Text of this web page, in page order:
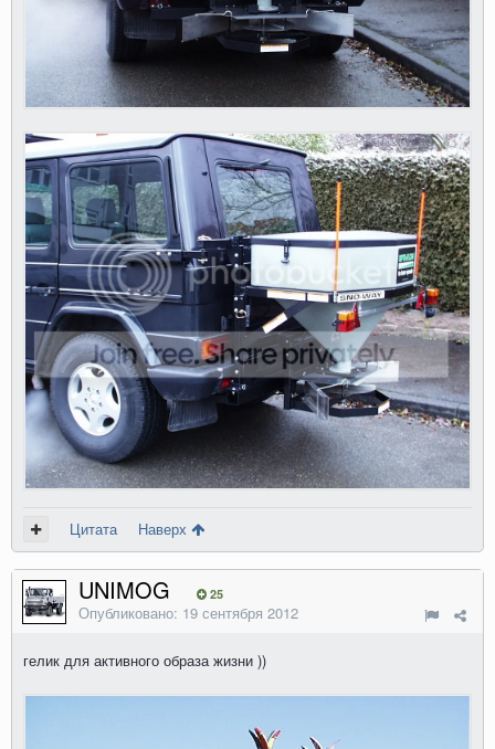
Цитата Наверх
UNIMOG 25
Опубликовано: 19 сентября 2012
гелик для активного образа жизни ))